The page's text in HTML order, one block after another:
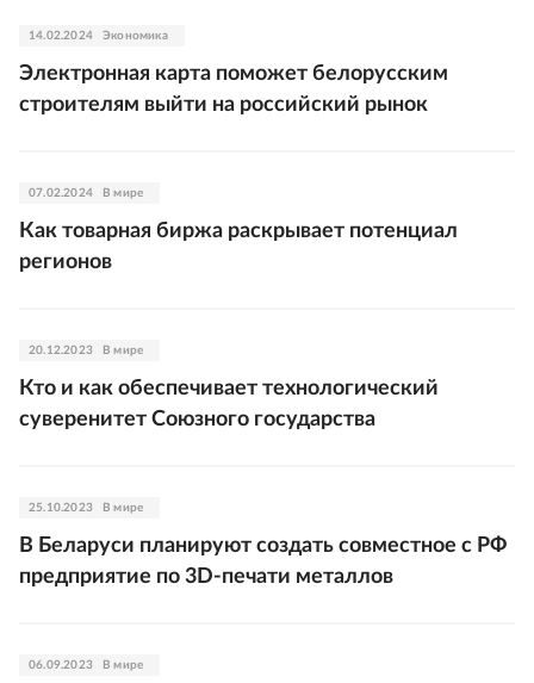
14.02.2024 Экономика
Электронная карта поможет белорусским
строителям выйти на российский рынок
07.02.2024 В мире
Как товарная биржа раскрывает потенциал
регионов
20.12.2023 В мире
Кто и как обеспечивает технологический
суверенитет Союзного государства
25.10.2023 В мире
В Беларуси планируют создать совместное с РФ
предприятие по 3D-печати металлов
06.09.2023 В мире